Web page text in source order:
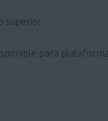
superior.
para